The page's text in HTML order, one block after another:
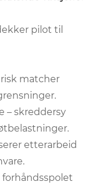
pilot til
matcher
– skreddersy
etterarbeid